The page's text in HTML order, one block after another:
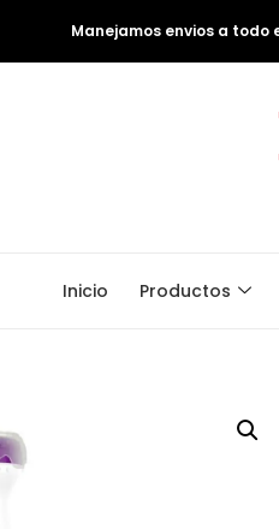
Manejamos envios a todo
Inicio Productos